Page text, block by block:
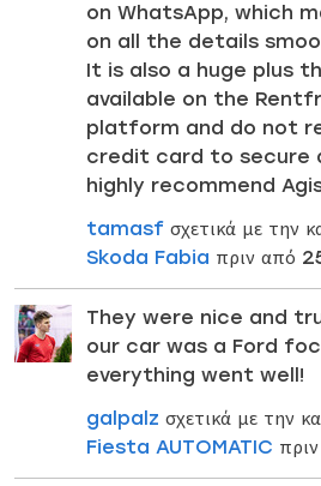
on WhatsApp, which
on all the details
It is also a huge plus
available on the
platform and do not
credit card to secure
highly recommend
tamasf σχετικά με την
Skoda Fabia πριν από
They were nice and
our car was a Ford
everything went well!
galpalz σχετικά με την
Fiesta AUTOMATIC